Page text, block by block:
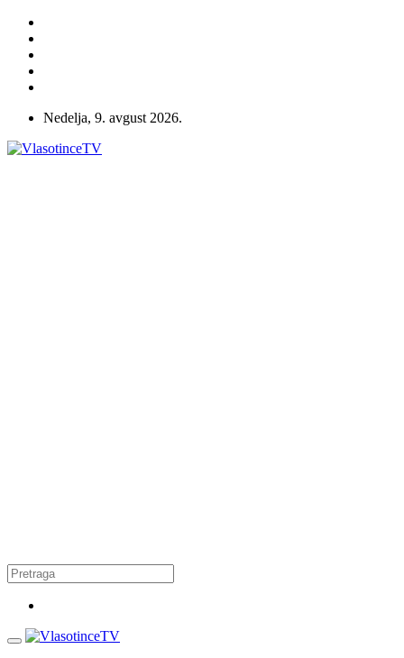
Nedelja, 9. avgust 2026.